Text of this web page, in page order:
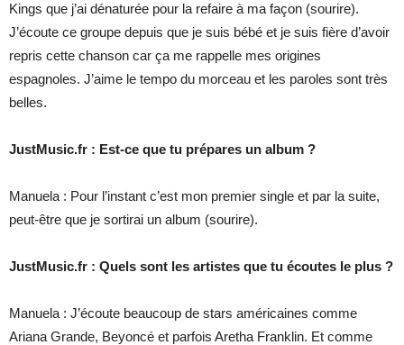
Kings que j’ai dénaturée pour la refaire à ma façon (sourire).
J’écoute ce groupe depuis que je suis bébé et je suis fière d’avoir
repris cette chanson car ça me rappelle mes origines
espagnoles. J’aime le tempo du morceau et les paroles sont très
belles.
JustMusic.fr : Est-ce que tu prépares un album ?
Manuela : Pour l’instant c’est mon premier single et par la suite,
peut-être que je sortirai un album (sourire).
JustMusic.fr : Quels sont les artistes que tu écoutes le plus ?
Manuela : J’écoute beaucoup de stars américaines comme
Ariana Grande, Beyoncé et parfois Aretha Franklin. Et comme